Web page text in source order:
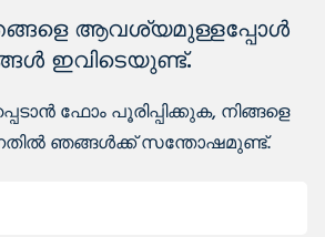
ആവശ്യമുള്ളപ്പോൾ
ഇവിടെയുണ്ട്.
ഫോം പൂരിപ്പിക്കുക, നിങ്ങളെ
ഞങ്ങൾക്ക് സന്തോഷമുണ്ട്.